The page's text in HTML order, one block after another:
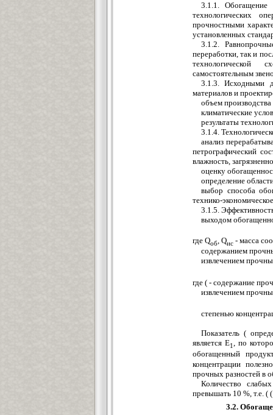
3.1.1. Обогащение
технологических
прочностными
установленных
3.1.2.
переработки, так и
технологической
самостоятельным
3.1.3. Исходными
материалов и
объем
климатические
результаты
3.1.4.
анализ
петрографический
влажность,
оценку
определение
выбор способа
технико-
3.1.5.
выходом
где Qоб , Qис - масса
содержанием
извлечением
где ( - содержание
извлечением
степенью
Показатель (
является Е1
, по
обогащенный
концентрации
прочных разностей в
Количество
превышать 10 %, т.е. (
3.2.